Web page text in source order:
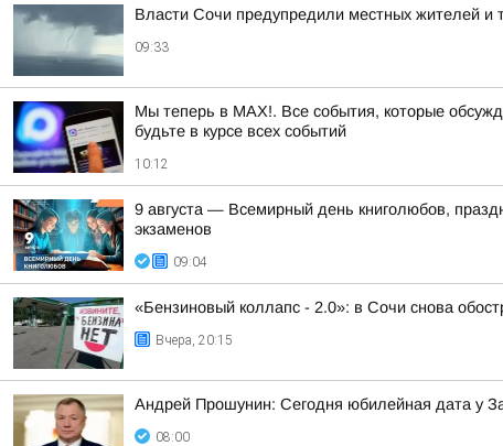
Власти Сочи предупредили местных жителей и
09:33
Мы теперь в MAX!. Все события, которые
будьте в курсе всех событий
10:12
9 августа — Всемирный день книголюбов,
экзаменов
09:04
«Бензиновый коллапс - 2.0»: в Сочи снова
Вчера, 20:15
Андрей Прошунин: Сегодня юбилейная дата у
08:00